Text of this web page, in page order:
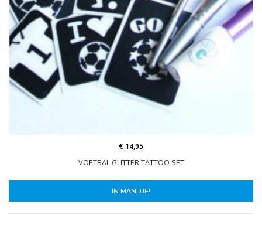
VOETBAL GLITTER TATTOO SET
€ 14,95
IN MANDJE!